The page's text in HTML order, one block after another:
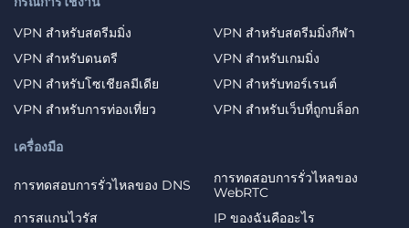
VPN สำหรับสตรีมมิ่ง
VPN สำหรับสตรีมมิ่งกีฬา
VPN สำหรับดนตรี
VPN สำหรับเกมมิ่ง
VPN สำหรับโซเชียลมีเดีย
VPN สำหรับทอร์เรนต์
VPN สำหรับการท่องเที่ยว
VPN สำหรับเว็บที่ถูกบล็อก
เครื่องมือ
การทดสอบการรั่วไหลของ DNS
การทดสอบการรั่วไหลของ
WebRTC
การสแกนไวรัส
IP ของฉันคืออะไร